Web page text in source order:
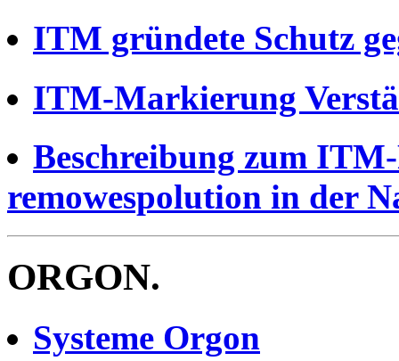
ITM gründete Schutz
ITM-Markierung
Beschreibung zum
remowespolution in der
ORGON.
Systeme Orgon